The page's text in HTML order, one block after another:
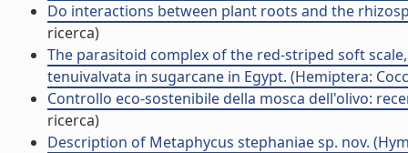
Do interactions between plant roots and the
ricerca)
The parasitoid complex of the red-striped soft
tenuivalvata in sugarcane in Egypt. (Hemiptera:
Controllo eco-sostenibile della mosca dell'olivo:
ricerca)
Description of Metaphycus stephaniae sp. nov.